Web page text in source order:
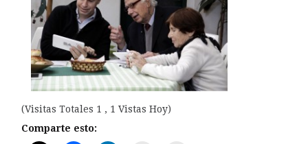
(Visitas Totales 1 , 1 Vistas Hoy)
Comparte esto: